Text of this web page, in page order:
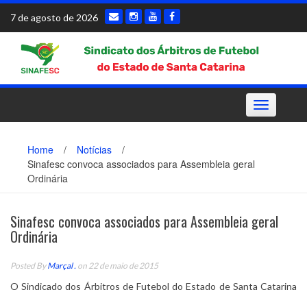
Skip
content
7 de agosto de 2026
Toggle
navigation
Home / Notícias
/
Sinafesc convoca associados para Assembleia geral
Ordinária
Sinafesc convoca associados para Assembleia geral
Ordinária
Posted ByMarçal . on 22 de maio de 2015
O Sindicado dos Árbitros de Futebol do Estado de Santa Catarina